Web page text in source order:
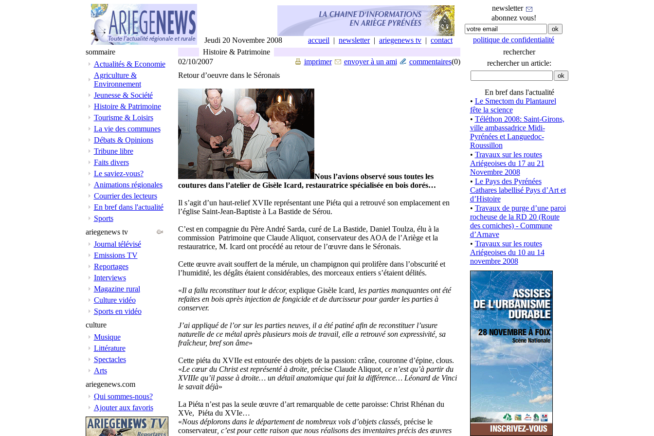
Jeudi 20 Novembre 2008 accueil | newsletter| ariegenews tv | contact
newsletter
abonnez vous!
politique de confidentialité
sommaire
Actualités & Economie
Agriculture &
Environnement
Jeunesse & Société
Histoire & Patrimoine
Tourisme & Loisirs
La vie des communes
Débats & Opinions
Tribune libre
Faits divers
Le saviez-vous?
Animations régionales
Courrier des lecteurs
En bref dans l'actualité
Sports
ariegenews tv
Journal télévisé
Emissions TV
Reportages
Interviews
Magazine rural
Culture vidéo
Sports en vidéo
culture
Musique
Littérature
Spectacles
Arts
ariegenews.com
Qui sommes-nous?
Ajouter aux favoris
Histoire & Patrimoine
02/10/2007
imprimer envoyer à un ami commentaires(0)
Retour d’oeuvre dans le Séronais
Nous l’avions observé sous toutes les
coutures dans l’atelier de Gisèle Icard, restauratrice spécialisée en bois dorés…
Il s’agit d’un haut-relief XVIIe représentant une Piéta qui a retrouvé son emplacement en
l’église Saint-Jean-Baptiste à La Bastide de Sérou.
C’est en compagnie du Père André Sarda, curé de La Bastide, Daniel Toulza, élu à la
commission Patrimoine que Claude Aliquot, conservateur des AOA de l’Ariège et la
restauratrice, M. Icard ont procédé au retour de l’œuvre dans le Séronais.
Cette œuvre avait souffert de la mérule, un champignon qui prolifère dans l’obscurité et
l’humidité, les dégâts étaient considérables, des morceaux entiers s’étaient délités.
«Il a fallu reconstituer tout le décor, explique Gisèle Icard , les parties manquantes ont été
refaites en bois après injection de fongicide et de durcisseur pour garder les parties à
conserver.
J’ai appliqué de l’or sur les parties neuves, il a été patiné afin de reconstituer l’usure
naturelle de ce métal après plusieurs mois de travail, elle a retrouvé son expressivité, sa
fraîcheur, bref son âme»
Cette piéta du XVIIe est entourée des objets de la passion: crâne, couronne d’épine, clous.
«Le cœur du Christ est représenté à droite, précise Claude Aliquot, ce n’est qu’à partir du
XVIIIe qu’il passe à droite… un détail anatomique qui fait la différence… Léonard de Vinci
le savait déjà»
La Piéta n’est pas la seule œuvre d’art remarquable de cette paroisse: Christ Rhénan du
XVe, Piéta du XVIe…
«Nous déplorons dans le département de nombreux vols d’objets classés, précise le
conservateur, c’est pour cette raison que nous réalisons des inventaires précis des œuvres
rechercher
rechercher un article:
En bref dans l'actualité
• Le Smectom du Plantaurel
fête la science
• Téléthon 2008: Saint-Girons,
ville ambassadrice Midi-
Pyrénées et Languedoc-
Roussillon
• Travaux sur les routes
Ariégeoises du 17 au 21
Novembre 2008
• Le Pays des Pyrénées
Cathares labellisé Pays d’Art et
d’Histoire
• Travaux de purge d’une paroi
rocheuse de la RD 20 (Route
des corniches) - Commune
d’Arnave
• Travaux sur les routes
Ariégeoises du 10 au 14
novembre 2008